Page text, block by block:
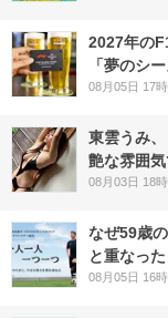
2027年の
「夢のシ
08月05日 17
東雲うみ
艶な雰囲気
08月03日 18
なぜ59歳
と重なっ
08月05日 16